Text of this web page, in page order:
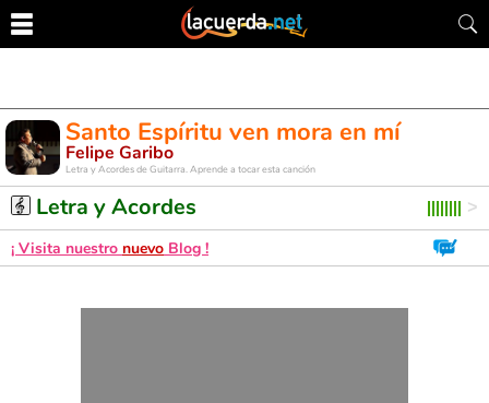
Santo Espíritu ven mora en mí
Felipe Garibo
Letra y Acordes de Guitarra. Aprende a tocar esta canción
Letra y Acordes
¡ Visita nuestro nuevo Blog !